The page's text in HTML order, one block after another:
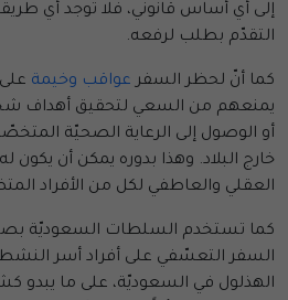
إلى أي أساس قانوني، فلا توجد أي
التقدّم بطلب لرفعه.
كما أنّ لحظر السفر عواقب وخيمة
يمنعهم من السعي لتحقيق أهداف
أو الوصول إلى الرعاية الصحيّة
خارج البلاد. وهذا بدوره يمكن أن يكون
العقلي والعاطفي لكل من الأفراد
كما تستخدم السلطات السعوديّة
السفر التعسّفي على أفراد أسر
الهذلول في السعوديّة، على ما يبدو